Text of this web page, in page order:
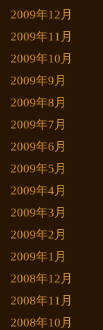
2009年12月
2009年11月
2009年10月
2009年9月
2009年8月
2009年7月
2009年6月
2009年5月
2009年4月
2009年3月
2009年2月
2009年1月
2008年12月
2008年11月
2008年10月